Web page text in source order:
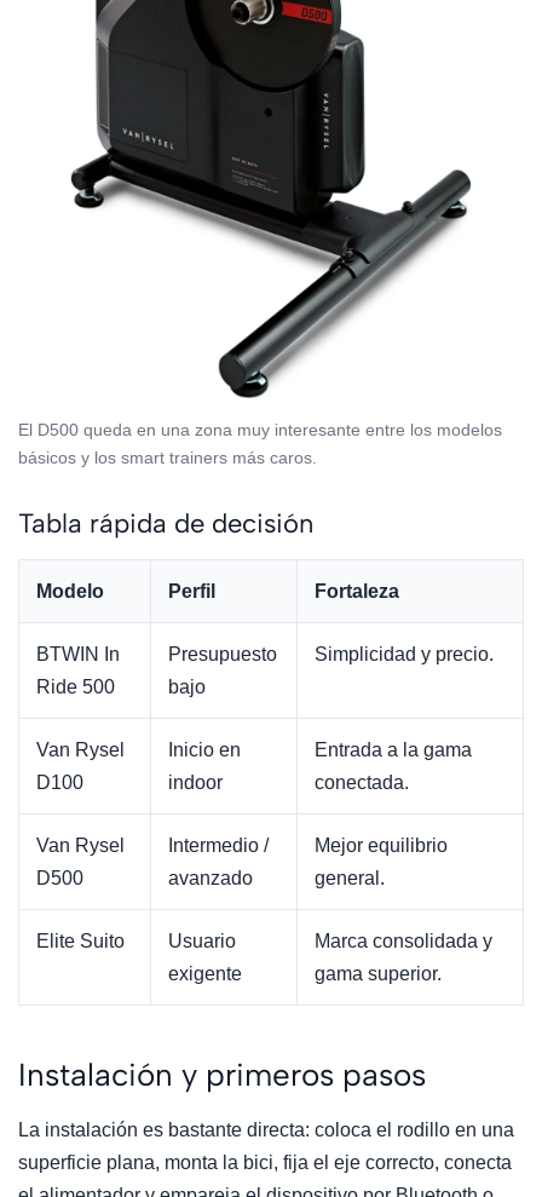
El D500 queda en una zona muy interesante entre los modelos
básicos y los smart trainers más caros.
Tabla rápida de decisión
Modelo Perfil Fortaleza
BTWIN In
Ride 500
Presupuesto
bajo
Simplicidad y precio.
Van Rysel
D100
Inicio en
indoor
Entrada a la gama
conectada.
Van Rysel
D500
Intermedio /
avanzado
Mejor equilibrio
general.
Elite Suito
Usuario
exigente
Marca consolidada y
gama superior.
Instalación y primeros pasos
La instalación es bastante directa: coloca el rodillo en una
superficie plana, monta la bici, fija el eje correcto, conecta